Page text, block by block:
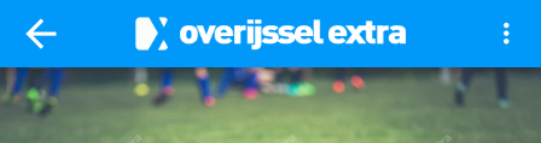
arrow_back more_vert